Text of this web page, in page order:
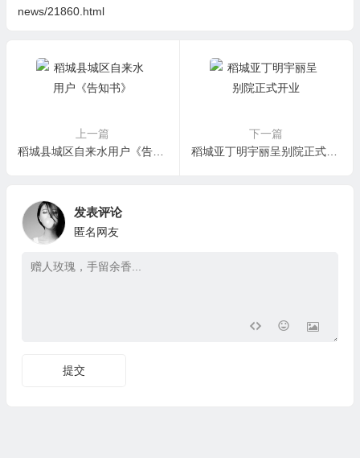
news/21860.html
上一篇
稻城县城区自来水用户《告知书》
下一篇
稻城亚丁明宇丽呈别院正式开业
发表评论
匿名网友
提交